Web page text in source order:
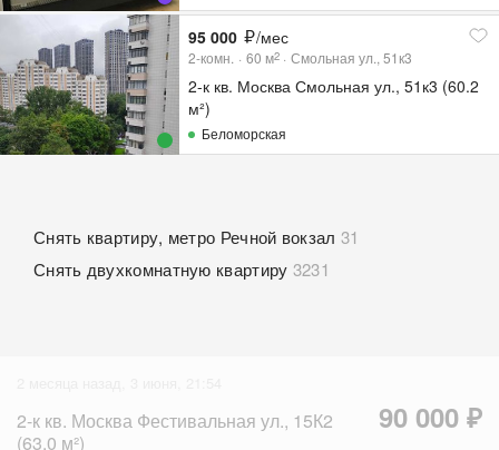
95 000 /мес
2-комн. 60 м2 Смольная ул., 51к3
2-к кв. Москва Смольная ул., 51к3 (60.2
м²)
Беломорская
Снять квартиру, метро Речной вокзал 31
Снять двухкомнатную квартиру 3231
2-к кв. Москва Фестивальная ул., 15К2
(63.0 м²)
90 000 ₽